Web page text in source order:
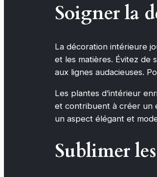
Soigner la
La décoration intérieure
et les matières. Évitez de
aux lignes audacieuses.
Les plantes d’intérieur
et contribuent à créer un
un aspect élégant et
Sublimer